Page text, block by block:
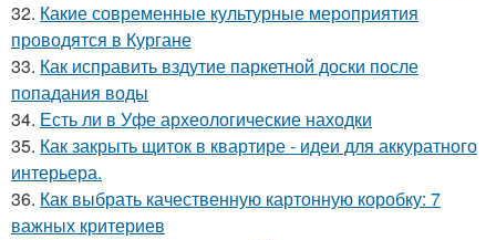
32. Какие современные культурные мероприятия
проводятся в Кургане
33. Как исправить вздутие паркетной доски после
попадания воды
34. Есть ли в Уфе археологические находки
35. Как закрыть щиток в квартире - идеи для аккуратного
интерьера.
36. Как выбрать качественную картонную коробку: 7
важных критериев